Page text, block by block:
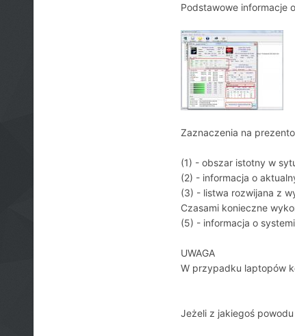
Podstawowe informacje
Zaznaczenia na
(1) - obszar istotny w
(2) - informacja o
(3) - listwa rozwijana z
Czasami konieczne
(5) - informacja o
UWAGA
W przypadku laptopów
Jeżeli z jakiegoś